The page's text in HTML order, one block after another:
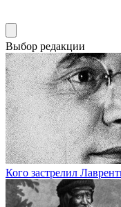
Выбор редакции
Кого застрелил